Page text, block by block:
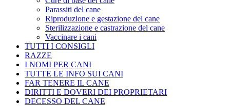
Parassiti del cane
Riproduzione e gestazione del cane
Sterilizzazione e castrazione del cane
Vaccinare i cani
TUTTI I CONSIGLI
RAZZE
I NOMI PER CANI
TUTTE LE INFO SUI CANI
FAR TENERE IL CANE
DIRITTI E DOVERI DEI PROPRIETARI
DECESSO DEL CANE